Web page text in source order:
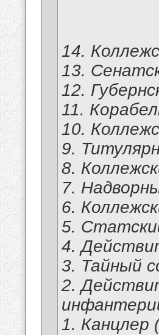
14.
13.
12.
11.
10.
9.
8.
7.
6.
5.
4.
3. Тайный
2.
1. Канцлер